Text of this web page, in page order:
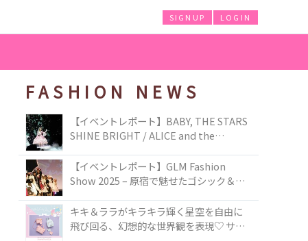
LOGIN
SIGNUP
FASHION NEWS
【イベントレポート】BABY, THE STARS
SHINE BRIGHT / ALICE and the
TOKYO
【イベントレポート】GLM Fashion
Show 2025 – 原宿で魅せたゴシック＆ロ
キキ＆ララがキラキラ輝く星空を自由に
飛び回る、幻想的な世界観を表現♡ サマ